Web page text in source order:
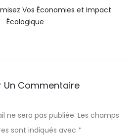
Vos Économies et Impact
Écologique
Un Commentaire
ne sera pas publiée. Les champs
sont indiqués avec *